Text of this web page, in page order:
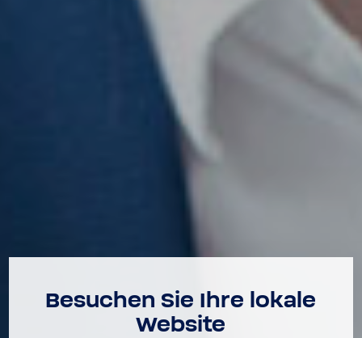
Besu­chen Sie Ihre lokale
Website